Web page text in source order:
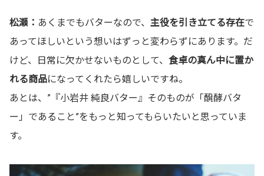
松瀬： あくまでもバターなので、 主役を引き立てる存在で
あってほしいという想いはずっと変わらずにあります。だ
けど、日常に欠かせないものとして、 食卓の真ん中に置か
れる商品になってくれたら嬉しいですね。
あとは、”『小岩井 純良バター』そのものが「醗酵バタ
ー」であること”をもっと知ってもらいたいと思っていま
す。